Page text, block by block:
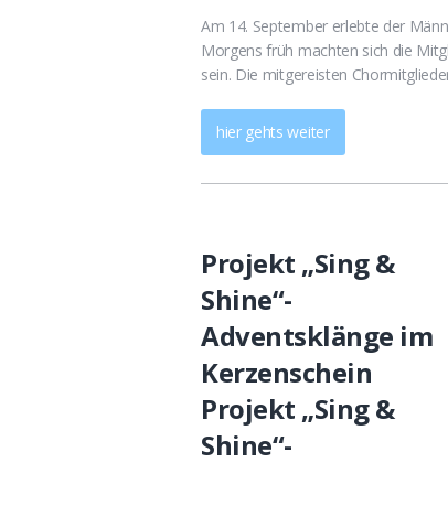
Am 14. September erlebte der
Morgens früh machten sich die
sein. Die mitgereisten
hier gehts weiter
Projekt „Sing &
Shine“-
Adventsklänge im
Kerzenschein
Projekt „Sing &
Shine“-